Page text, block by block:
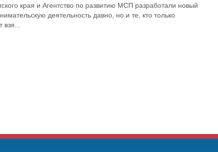
края и Агентство по развитию МСП разработали новый
деятельность давно, но и те, кто только